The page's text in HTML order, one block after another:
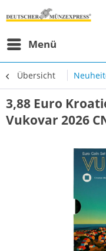
Menü
Übersicht
3,88 Euro
Vukovar 2026